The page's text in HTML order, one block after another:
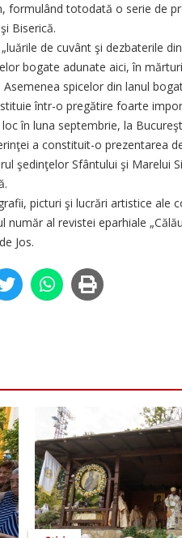
formulând totodată o serie de
Biserică.
de cuvânt şi dezbaterile
bogate adunate aici, în
spicelor din lanul
într-o pregătire foarte
în luna septembrie, la
a constituit-o prezentarea
şedinţelor Sfântului şi Marelui
picturi şi lucrări artistice ale
al revistei eparhiale
Jos.